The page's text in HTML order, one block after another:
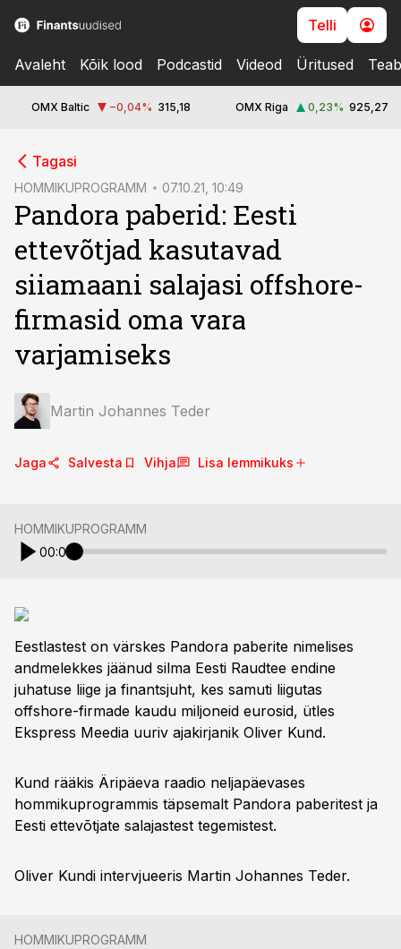
Telli
Avaleht Kõik lood Podcastid Videod Üritused
OMX Baltic −0,04% 315,18 OMX Riga 0,23% 925,27
Tagasi
HOMMIKUPROGRAMM 07.10.21, 10:49
Pandora paberid: Eesti
ettevõtjad kasutavad
siiamaani salajasi offshore-
firmasid oma vara
varjamiseks
Martin Johannes Teder
Jaga Salvesta Vihja Lisa lemmikuks
HOMMIKUPROGRAMM
00:00
Eestlastest on värskes Pandora paberite nimelises
andmelekkes jäänud silma Eesti Raudtee endine
juhatuse liige ja finantsjuht, kes samuti liigutas
offshore-firmade kaudu miljoneid eurosid, ütles
Ekspress Meedia uuriv ajakirjanik Oliver Kund.
Kund rääkis Äripäeva raadio neljapäevases
hommikuprogrammis täpsemalt Pandora paberitest ja
Eesti ettevõtjate salajastest tegemistest.
Oliver Kundi intervjueeris Martin Johannes Teder.
HOMMIKUPROGRAMM